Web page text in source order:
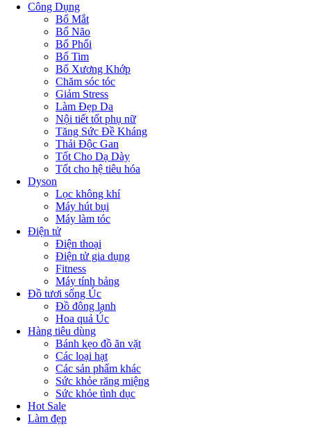
Công Dụng
Bổ Mắt
Bổ Não
Bổ Phổi
Bổ Tim
Bổ Xương Khớp
Chăm sóc tóc
Giảm Stress
Làm Đẹp Da
Nội tiết tốt phụ nữ
Tăng Sức Đề Kháng
Thải Độc Gan
Tốt Cho Dạ Dày
Tốt cho hệ tiêu hóa
Dyson
Lọc không khí
Máy hút bụi
Máy làm tóc
Điện tử
Điện thoại
Điện tử gia dụng
Fitness
Máy tính bảng
Đồ tươi sống Úc
Đồ đông lạnh
Hoa quả Úc
Hàng tiêu dùng
Bánh kẹo đồ ăn vặt
Các loại hạt
Các sản phẩm khác
Sức khỏe răng miệng
Sức khỏe tình dục
Hot Sale
Làm đẹp